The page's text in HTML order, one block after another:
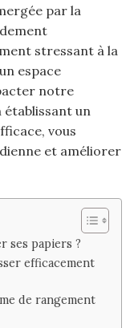
par la
stressant à la
espace
notre
un
vous
et améliorer
ses papiers ?
efficacement
de rangement